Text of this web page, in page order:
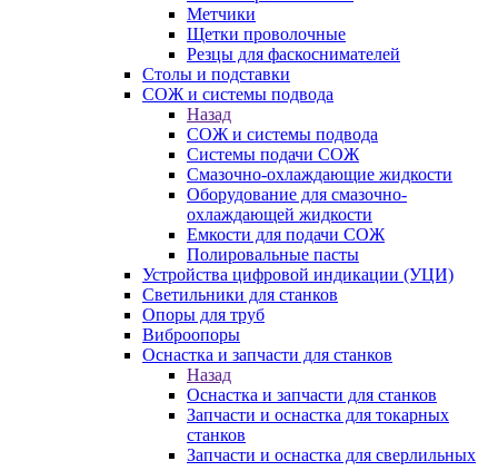
Метчики
Щетки проволочные
Резцы для фаскоснимателей
Столы и подставки
СОЖ и системы подвода
Назад
СОЖ и системы подвода
Системы подачи СОЖ
Смазочно-охлаждающие жидкости
Оборудование для смазочно-
охлаждающей жидкости
Емкости для подачи СОЖ
Полировальные пасты
Устройства цифровой индикации (УЦИ)
Светильники для станков
Опоры для труб
Виброопоры
Оснастка и запчасти для станков
Назад
Оснастка и запчасти для станков
Запчасти и оснастка для токарных
станков
Запчасти и оснастка для сверлильных